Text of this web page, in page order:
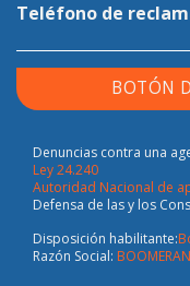
Teléfono de
BOTÓN
Denuncias contra una
Ley 24.240
Autoridad Nacional de
Defensa de las y los
Disposición habilitante:
Razón Social: